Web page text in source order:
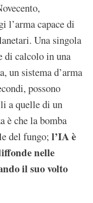
l’arma capace di
Una singola
di calcolo in una
un sistema d’arma
possono
a quelle di un
è che la bomba
del fungo; l’IA è
nelle
il suo volto